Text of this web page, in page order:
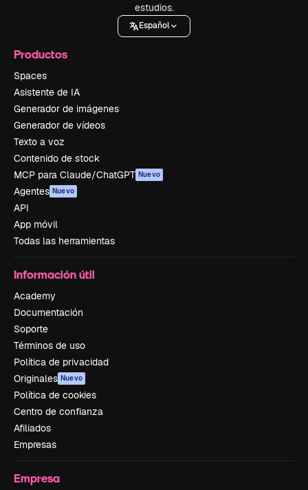
estudios.
Español
Productos
Spaces
Asistente de IA
Generador de imágenes
Generador de vídeos
Texto a voz
Contenido de stock
MCP para Claude/ChatGPT Nuevo
Agentes Nuevo
API
App móvil
Todas las herramientas
Información útil
Academy
Documentación
Soporte
Términos de uso
Política de privacidad
Originales Nuevo
Política de cookies
Centro de confianza
Afiliados
Empresas
Empresa